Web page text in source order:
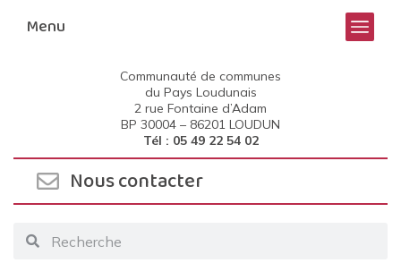
Menu
Communauté de communes
du Pays Loudunais
2 rue Fontaine d’Adam
BP 30004 – 86201 LOUDUN
Tél : 05 49 22 54 02
Nous contacter